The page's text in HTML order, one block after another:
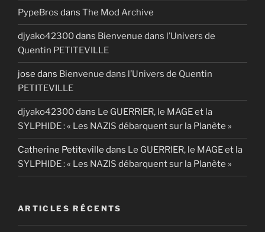
PypeBros dans The Mod Archive
djyako42300dans Bienvenue dans l’Univers de
Quentin PETITEVILLE
jose dans Bienvenue dans l’Univers de Quentin
PETITEVILLE
djyako42300dans Le GUERRIER, le MAGE et la
SYLPHIDE : « Les NAZIS débarquent sur la Planète »
Catherine Petiteville dans Le GUERRIER, le MAGE et la
SYLPHIDE : « Les NAZIS débarquent sur la Planète »
ARTICLES RÉCENTS